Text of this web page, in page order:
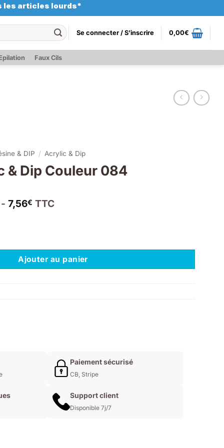
les articles lourds*
Se connecter / S’inscrire 0,00€
Faux Cils
& DIP / Acrylic & Dip
& Dip Couleur 084
7,56€ TTC
Ajouter au panier
Paiement sécurisé
CB, Stripe
Support client
Disponible 7j/7